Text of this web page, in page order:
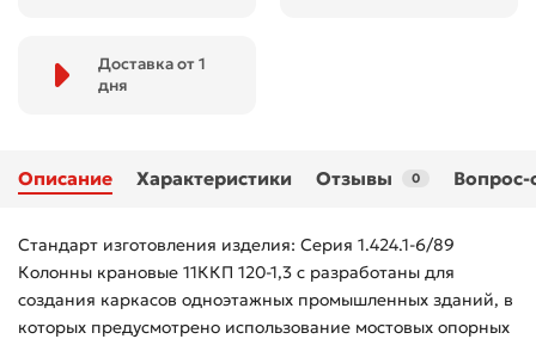
Доставка от 1
дня
Описание Характеристики Отзывы 0 Вопрос-
Стандарт изготовления изделия: Серия 1.424.1-6/89
Колонны крановые 11ККП 120-1,3 с разработаны для
создания каркасов одноэтажных промышленных зданий, в
которых предусмотрено использование мостовых опорных